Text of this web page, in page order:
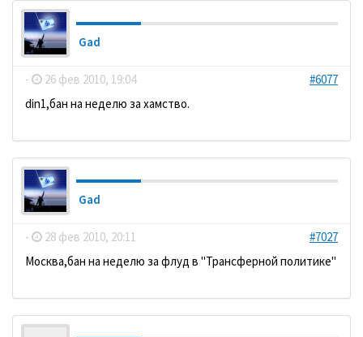
Gad
- 26 фев 2010, 19:04
#6077
din1,бан на неделю за хамство.
Gad
- 28 фев 2010, 20:11
#7027
Москва,бан на неделю за флуд в "Трансферной политике"